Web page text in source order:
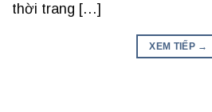
thời trang […]
XEM TIẾP →